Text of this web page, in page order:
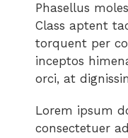
Phasellus
Class aptent
torquent per
inceptos
orci, at
Lorem ipsum
consectetuer